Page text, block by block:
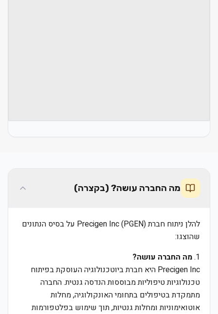
מה החברה עושה? (בקצרה)
להלן ניתוח חברת Precigen Inc (PGEN) על בסיס הנתונים
שהוצגו:
1. מה החברה עושה?
Precigen Inc היא חברת ביוטכנולוגיה העוסקת בפיתוח
טכנולוגיות טיפוליות מבוססות הנדסה גנטית. החברה
מתמקדת בטיפולים בתחומי האונקולוגיה, מחלות
אוטואימוניות ומחלות גנטיות, תוך שימוש בפלטפורמות